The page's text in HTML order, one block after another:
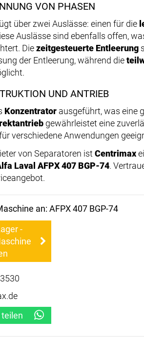
VON PHASEN
über zwei Auslässe: einen für die
Auslässe sind ebenfalls offen,
Diezeitgesteuerte Entleerung
der Entleerung, während die
UND ANTRIEB
Konzentrator ausgeführt, was eine
gewährleistet eine
verschiedene Anwendungen
von Separatoren istCentrimax
Laval AFPX 407 BGP-74.
an: AFPX 407 BGP-74
-